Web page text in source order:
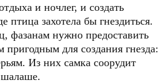
и ночлег, и создать
птица захотела бы гнездиться.
фазанам нужно предоставить
пригодным для создания гнезда:
Из них самка соорудит
шалаше.